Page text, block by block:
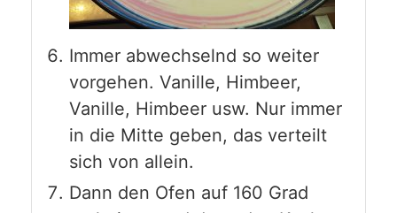
Immer abwechselnd so weiter
vorgehen. Vanille, Himbeer,
Vanille, Himbeer usw. Nur immer
in die Mitte geben, das verteilt
sich von allein.
Dann den Ofen auf 160 Grad